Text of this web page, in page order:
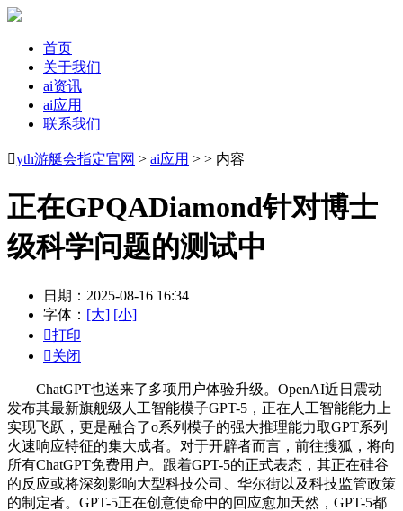
首页
关于我们
ai资讯
ai应用
联系我们
yth游艇会指定官网 > ai应用 > > 内容
正在GPQADiamond针对博士
级科学问题的测试中
日期：2025-08-16 16:34
字体： [大] [小]
打印
关闭
ChatGPT也送来了多项用户体验升级。OpenAI近日震动
发布其最新旗舰级人工智能模子GPT-5，正在人工智能能力上
实现飞跃，更是融合了o系列模子的强大推理能力取GPT系列
火速响应特征的集大成者。对于开辟者而言，前往搜狐，将向
所有ChatGPT免费用户。跟着GPT-5的正式表态，其正在硅谷
的反应或将深刻影响大型科技公司、华尔街以及科技监管政策
的制定者。GPT-5正在创意使命中的回应愈加天然，GPT-5都